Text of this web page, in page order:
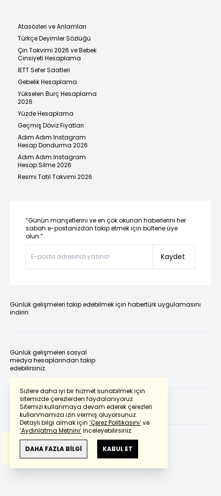
Sizlere daha iyi bir hizmet sunabilmek için
sitemizde çerezlerden faydalanıyoruz.
Sitemizi kullanmaya devam ederek çerezleri
kullanmamıza izin vermiş oluyorsunuz.
Detaylı bilgi almak için ‘Çerez Politikasını’ve
‘Aydınlatma Metnini’inceleyebilirsiniz.
DAHA FAZLA BİLGİ KABUL ET
Atasözleri ve Anlamları
Türkçe Deyimler Sözlüğü
Çin Takvimi 2026 ve Bebek
Cinsiyeti Hesaplama
İETT Sefer Saatleri
Gebelik Hesaplama
Yükselen Burç Hesaplama
2026
Yüzde Hesaplama
Geçmiş Döviz Fiyatları
Adım Adım Instagram
Hesap Dondurma 2026
Adım Adım Instagram
Hesap Silme 2026
Resmi Tatil Takvimi 2026
“Günün manşetlerini ve en çok okunan haberlerini her
sabah e-postanızdan takip etmek için bültene üye
olun.”
Kaydet
Günlük gelişmeleri takip edebilmek için habertürk uygulamasını
indirin
Günlük gelişmeleri sosyal
medya hesaplarından takip
edebilirsiniz.
Bu çevirideGoogle Transletekullanılmıştır.
Anlam ve çeviri hatalarından
haberturk.com
sorumlu değildir.